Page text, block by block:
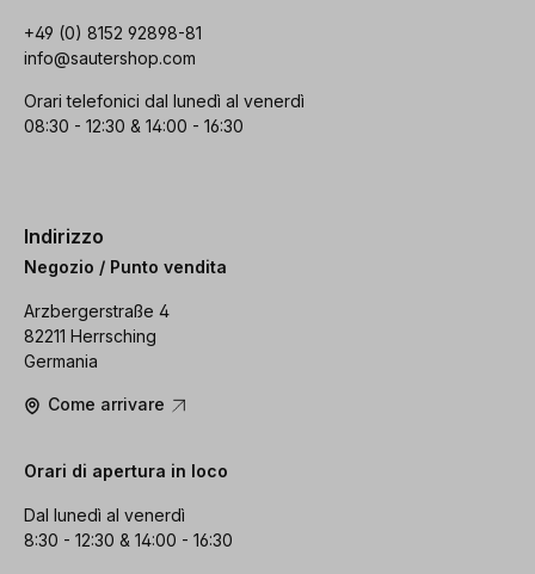
+49 (0) 8152 92898-81
info@sautershop.com
Orari telefonici dal lunedì al venerdì
08:30 - 12:30 & 14:00 - 16:30
Indirizzo
Negozio / Punto vendita
Arzbergerstraße 4
82211 Herrsching
Germania
Come arrivare
Orari di apertura in loco
Dal lunedì al venerdì
8:30 - 12:30 & 14:00 - 16:30